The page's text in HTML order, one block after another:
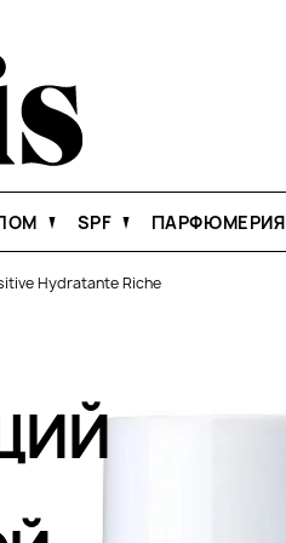
SPF ПАРФЮМЕРИЯ
Hydratante Riche